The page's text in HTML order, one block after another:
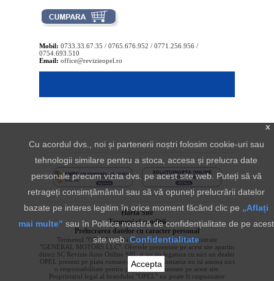
Mobil: 0733.33.67.35 / 0765.676.952 / 0771.256.956 /
0754.693.510
Email: office@revizieopel.ro
Harta Site
Termeni si conditii
Prelucrarea datelor cu caracter personal
Termenul "OPEL" si sigla aferenta sunt marci inregistrate
"GENERAL MOTORS LLC". Ofertele prezentate pe acest site apartin
direct SC Revizie Auto Online SRL si nu au legatura cu nici un dealer
OPEL prezent pe piata romaneasca. OPEL Romania nu isi asuma nici
o responsabilitate pentru produsele prezentate pe acest site.
Proprietarul legal al brandului "OPEL" nu poate fi raspunzator
x
Cu acordul dvs., noi și partenerii noștri folosim cookie-uri sau
tehnologii similare pentru a stoca, accesa și prelucra date
personale precum vizita dvs. pe acest site web. Puteți să vă
retrageți consimțământul sau să vă opuneți prelucrării datelor
bazate pe interes legitim în orice moment făcând clic pe „Aflați
mai multe” sau în Politica noastră de confidențialitate de pe acest
site web.Confidentialitate
Accepta